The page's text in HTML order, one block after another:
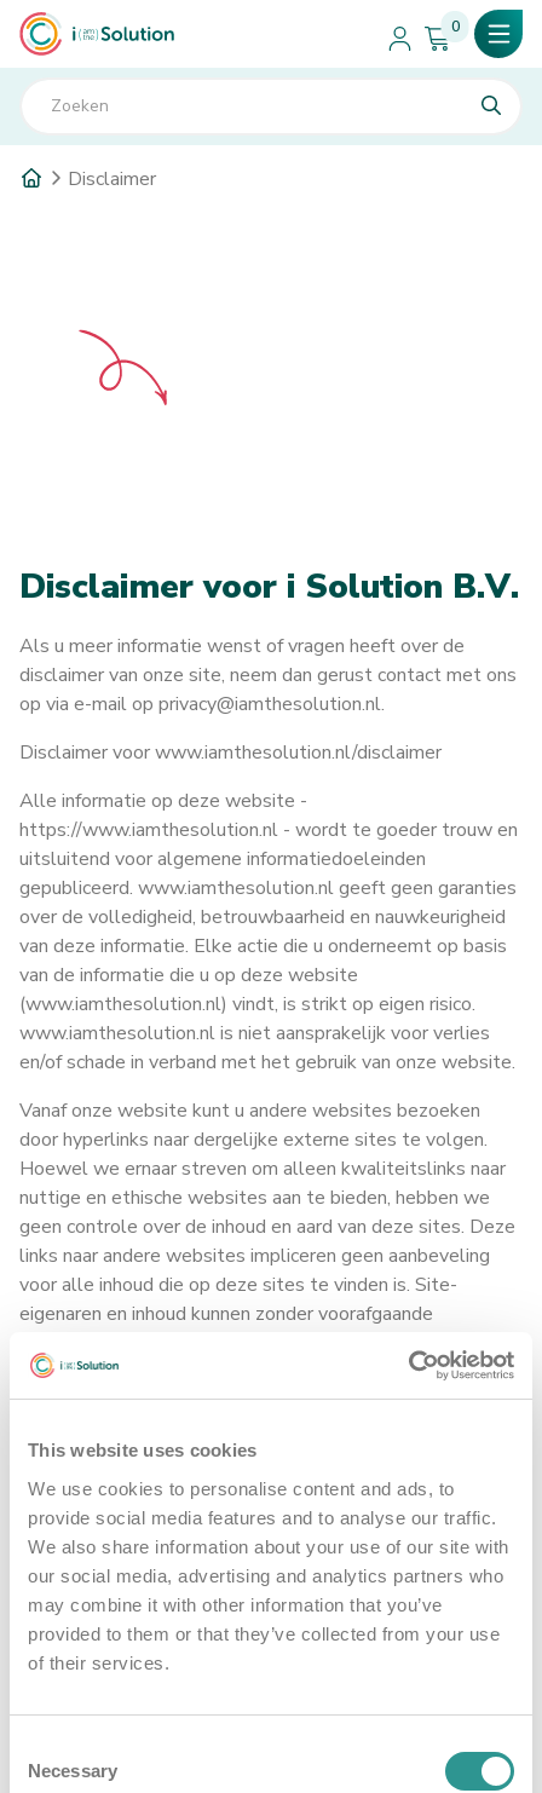
This website uses cookies
We use cookies to personalise content and ads, to
provide social media features and to analyse our traffic.
We also share information about your use of our site with
our social media, advertising and analytics partners who
may combine it with other information that you’ve
provided to them or that they’ve collected from your use
of their services.
Selection
Necessary
0
Disclaimer
Disclaimer voor i Solution B.V.
Als u meer informatie wenst of vragen heeft over de
disclaimer van onze site, neem dan gerust contact met ons
op via e-mail op privacy@iamthesolution.nl.
Disclaimer voor www.iamthesolution.nl/disclaimer
Alle informatie op deze website -
https://www.iamthesolution.nl - wordt te goeder trouw en
uitsluitend voor algemene informatiedoeleinden
gepubliceerd. www.iamthesolution.nl geeft geen garanties
over de volledigheid, betrouwbaarheid en nauwkeurigheid
van deze informatie. Elke actie die u onderneemt op basis
van de informatie die u op deze website
(www.iamthesolution.nl) vindt, is strikt op eigen risico.
www.iamthesolution.nl is niet aansprakelijk voor verlies
en/of schade in verband met het gebruik van onze website.
Vanaf onze website kunt u andere websites bezoeken
door hyperlinks naar dergelijke externe sites te volgen.
Hoewel we ernaar streven om alleen kwaliteitslinks naar
nuttige en ethische websites aan te bieden, hebben we
geen controle over de inhoud en aard van deze sites. Deze
links naar andere websites impliceren geen aanbeveling
voor alle inhoud die op deze sites te vinden is. Site-
eigenaren en inhoud kunnen zonder voorafgaande
voordat we de mogelijkheid hebben om een link te
verwijderen die mogelijk 'slecht' is geworden.
Houd er ook rekening mee dat wanneer u onze website
verlaat, andere sites een ander privacy beleid en andere
voorwaarden kunnen hebben waarover wij geen controle
hebben. Zorg ervoor dat u het privacy beleid van deze sites
en hun "Servicevoorwaarden" controleert voordat u zaken
doet of informatie uploadt.
Toestemming
Door onze website te gebruiken, stemt u hierbij in met
Update